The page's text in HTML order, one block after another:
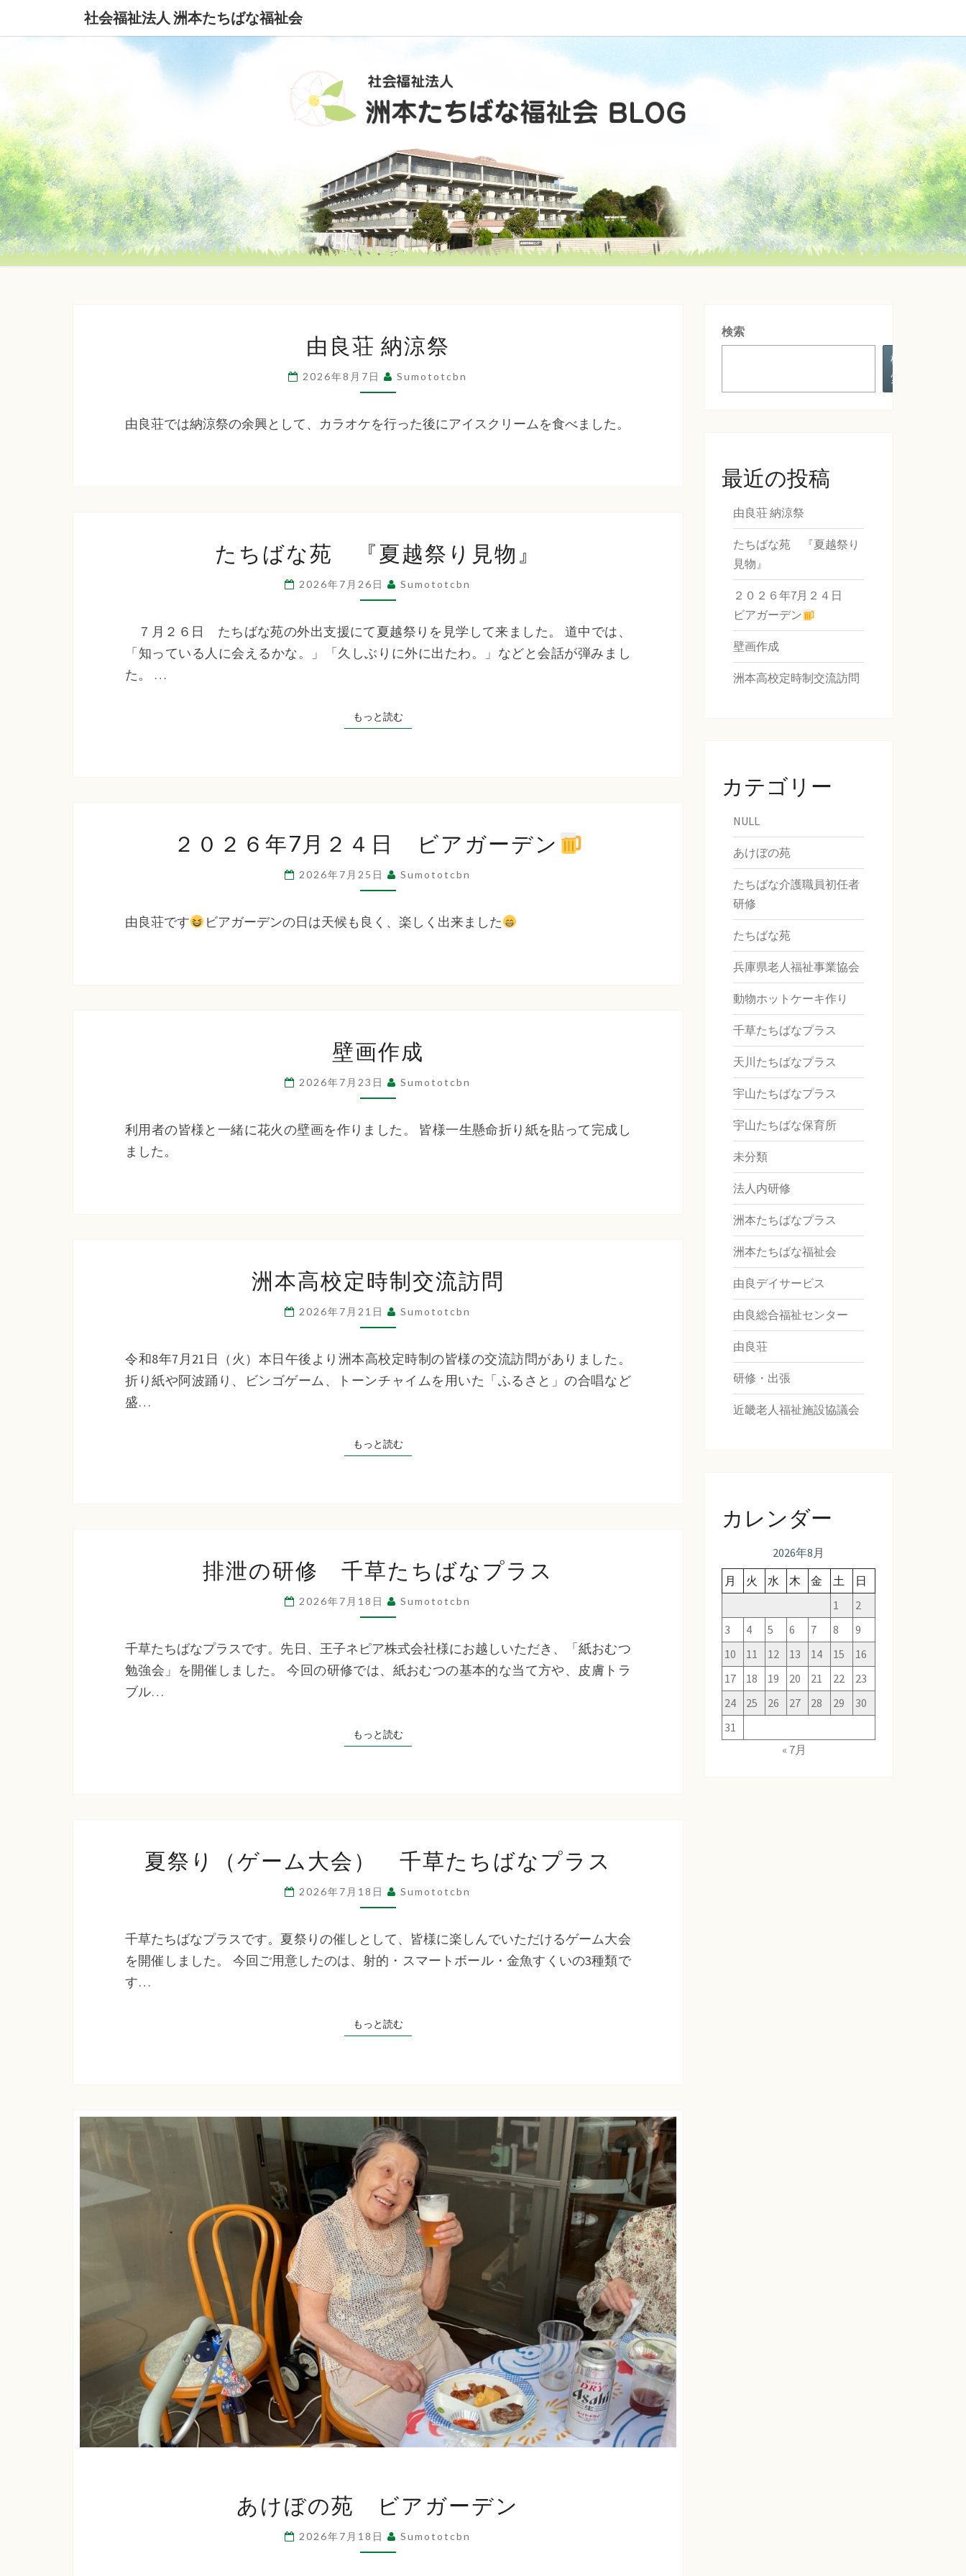
社会福祉法人 洲本たちばな福祉会
社
会
人
本
ち
福
会
良
荘
納
祭
由良荘 納涼祭
2026年8月7日 Sumototcbn
由良荘では納涼祭の余興として、カラオケを行った後にアイスクリームを食べました。
ち
ば
な
苑
『夏
越
り
見
たちばな苑 『夏越祭り見物』
2026年7月26日 Sumototcbn
７月２６日 たちばな苑の外出支援にて夏越祭りを見学して来ました。 道中では、
「知っている人に会えるかな。」「久しぶりに外に出たわ。」などと会話が弾みまし
た。 …
もっと読むもっと読む
０
２
６
7
ビ
ア
ガ
デ
２０２６年7月２４日 ビアガーデン
2026年7月25日 Sumototcbn
由良荘です ビアガーデンの日は天候も良く、楽しく出来ました
画
作
成
壁画作成
2026年7月23日 Sumototcbn
利用者の皆様と一緒に花火の壁画を作りました。 皆様一生懸命折り紙を貼って完成し
ました。
本
高
校
定
時
制
流
訪
洲本高校定時制交流訪問
2026年7月21日 Sumototcbn
令和8年7月21日（火）本日午後より洲本高校定時制の皆様の交流訪問がありました。
折り紙や阿波踊り、ビンゴゲーム、トーンチャイムを用いた「ふるさと」の合唱など
盛…
もっと読むもっと読む
泄
の
研
修
千
草
ば
排泄の研修 千草たちばなプラス
2026年7月18日 Sumototcbn
千草たちばなプラスです。先日、王子ネピア株式会社様にお越しいただき、「紙おむつ
勉強会」を開催しました。 今回の研修では、紙おむつの基本的な当て方や、皮膚トラ
ブル…
もっと読むもっと読む
り
（ゲ
ム
大
千
草
な
プ
ラ
ス
夏祭り（ゲーム大会） 千草たちばなプラス
2026年7月18日 Sumototcbn
千草たちばなプラスです。夏祭りの催しとして、皆様に楽しんでいただけるゲーム大会
を開催しました。 今回ご用意したのは、射的・スマートボール・金魚すくいの3種類で
す…
もっと読むもっと読む
け
ぼ
の
あけぼの苑 ビアガーデン
2026年7月18日 Sumototcbn
検索
検
索
最近の投稿
由良荘 納涼祭
たちばな苑 『夏越祭り
見物』
２０２６年7月２４日
ビアガーデン
壁画作成
洲本高校定時制交流訪問
カテゴリー
NULL
あけぼの苑
たちばな介護職員初任者
研修
たちばな苑
兵庫県老人福祉事業協会
動物ホットケーキ作り
千草たちばなプラス
天川たちばなプラス
宇山たちばなプラス
宇山たちばな保育所
未分類
法人内研修
洲本たちばなプラス
洲本たちばな福祉会
由良デイサービス
由良総合福祉センター
由良荘
研修・出張
近畿老人福祉施設協議会
カレンダー
2026年8月
月
火 水 木 金 土
日
1
2
3
4 5 6 7 8
9
10
11 12 13 14 15
16
17
18 19 20 21 22
23
24
25 26 27 28 29
30
31
« 7月